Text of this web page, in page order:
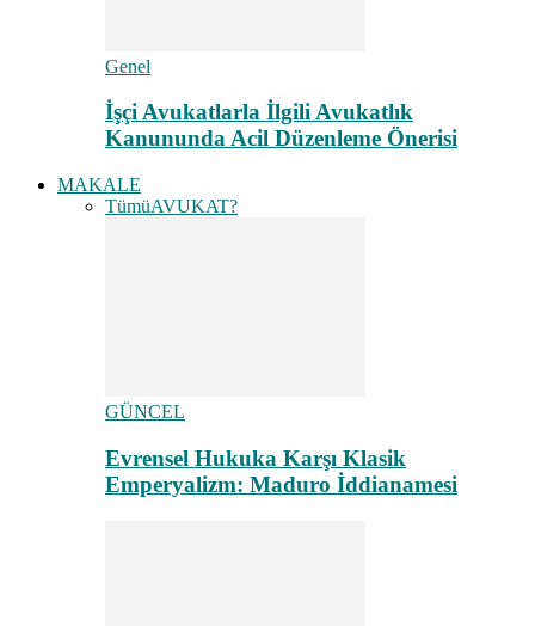
Genel
İşçi Avukatlarla İlgili Avukatlık
Kanununda Acil Düzenleme Önerisi
MAKALE
TümüAVUKAT?
GÜNCEL
Evrensel Hukuka Karşı Klasik
Emperyalizm: Maduro İddianamesi